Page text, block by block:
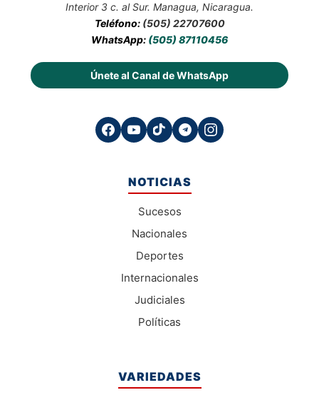
Interior 3 c. al Sur. Managua, Nicaragua.
Teléfono: (505) 22707600
WhatsApp: (505) 87110456
Únete al Canal de WhatsApp
NOTICIAS
Sucesos
Nacionales
Deportes
Internacionales
Judiciales
Políticas
VARIEDADES